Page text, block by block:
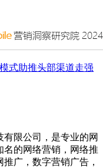
式助推头部渠道走强
有限公司，是专业的网
名的网络营销，网络推
广，数字营销广告，